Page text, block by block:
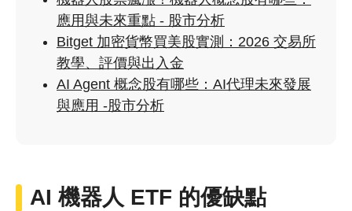
應用與未來重點 - 股市分析
Bitget 加密貨幣買美股實測：2026 交易所
教學、評價與出入金
AI Agent 概念股有哪些：AI代理未來發展
與應用 -股市分析
AI 機器人 ETF 的優缺點